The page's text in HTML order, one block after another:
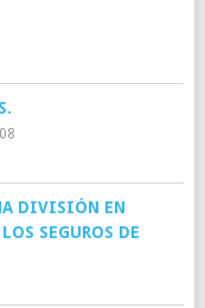
DIVISIÓN EN
SEGUROS DE